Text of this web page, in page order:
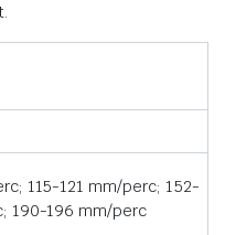
115-121 mm/perc; 152-
190-196 mm/perc